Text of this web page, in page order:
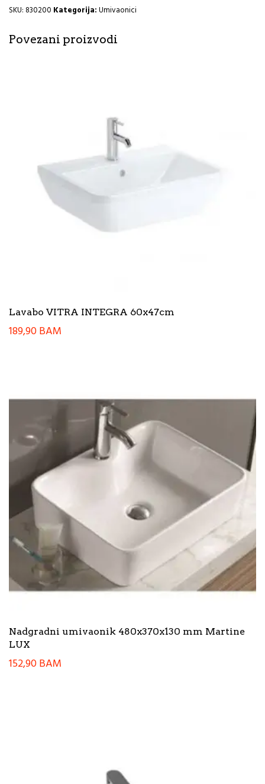
HE
SKU: 830200 Kategorija:Umivaonici
Povezani proizvodi
Lavabo VITRA INTEGRA 60x47cm
189,90BAM
Nadgradni umivaonik 480x370x130 mm Martine
LUX
152,90BAM